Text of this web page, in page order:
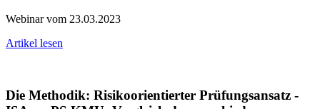
Webinar vom 23.03.2023
Artikel lesen
Die Methodik: Risikoorientierter Prüfungsansatz -